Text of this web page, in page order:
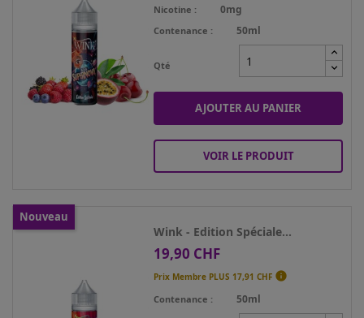
Nicotine 0mg
Contenance 50ml
Qté
AJOUTER AU PANIER
VOIR LE PRODUIT
Wink - Edition Spéciale...
Prix
19,90 CHF
Prix Membre PLUS 17,91 CHF 
Contenance 50ml
Nouveau